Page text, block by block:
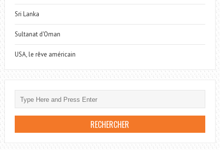
Sri Lanka
Sultanat d'Oman
USA, le rêve américain